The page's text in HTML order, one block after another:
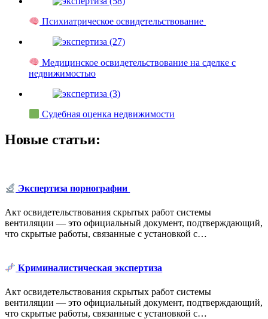
Психиатрическое освидетельствование
Медицинское освидетельствование на сделке с
недвижимостью
Судебная оценка недвижимости
Новые статьи:
Экспертиза порнографии
Акт освидетельствования скрытых работ системы
вентиляции — это официальный документ, подтверждающий,
что скрытые работы, связанные с установкой с…
Криминалистическая экспертиза
Акт освидетельствования скрытых работ системы
вентиляции — это официальный документ, подтверждающий,
что скрытые работы, связанные с установкой с…